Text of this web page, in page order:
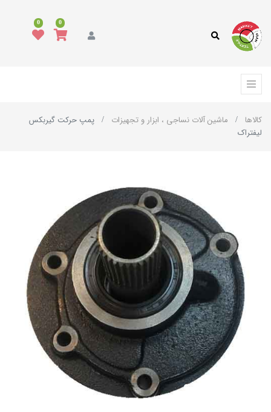
0
0
کالاها ماشین آلات نساجی ، ابزار و تجهیزات
پمپ حرکت گیربکس
لیفتراک